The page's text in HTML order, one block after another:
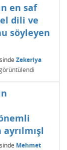
en saf
dili ve
söyleyen
Zekeriya
Mehmet